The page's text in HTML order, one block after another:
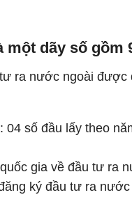
một dãy số gồm
ra nước ngoài
04 số đầu lấy theo
gia về đầu tư ra
ký đầu tư ra